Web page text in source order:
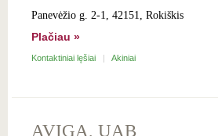
Panevėžio g. 2-1, 42151, Rokiškis
Plačiau »
Kontaktiniai lęšiai Akiniai
AVIGA, UAB